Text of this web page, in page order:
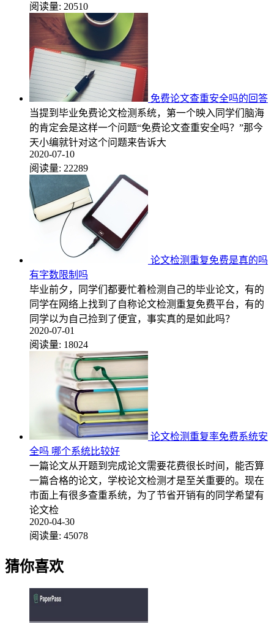
阅读量: 20510
免费论文查重安全吗的回答
当提到毕业免费论文检测系统，第一个映入同学们脑海
的肯定会是这样一个问题“免费论文查重安全吗？”那今
天小编就针对这个问题来告诉大
2020-07-10
阅读量: 22289
论文检测重复免费是真的吗
有字数限制吗
毕业前夕，同学们都要忙着检测自己的毕业论文，有的
同学在网络上找到了自称论文检测重复免费平台，有的
同学以为自己捡到了便宜，事实真的是如此吗？
2020-07-01
阅读量: 18024
论文检测重复率免费系统安
全吗 哪个系统比较好
一篇论文从开题到完成论文需要花费很长时间，能否算
一篇合格的论文，学校论文检测才是至关重要的。现在
市面上有很多查重系统，为了节省开销有的同学希望有
论文检
2020-04-30
阅读量: 45078
猜你喜欢